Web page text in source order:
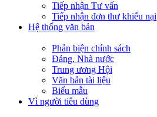
Tiếp nhận Tư vấn
Tiếp nhận đơn thư khiếu nại
Hệ thống văn bản
Phản biện chính sách
Đảng, Nhà nước
Trung ương Hội
Văn bản tài liệu
Biểu mẫu
Vì người tiêu dùng